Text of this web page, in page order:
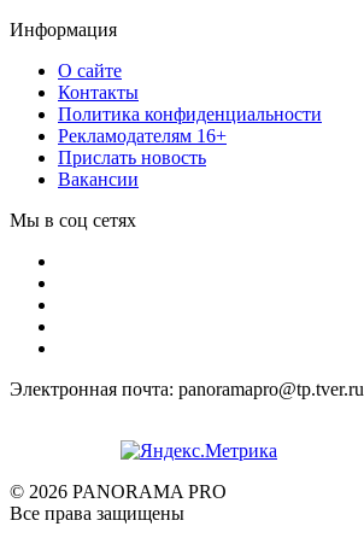
Информация
О сайте
Контакты
Политика конфиденциальности
Рекламодателям 16+
Прислать новость
Вакансии
Мы в соц сетях
Электронная почта: panoramapro@tp.tver.ru
© 2026 PANORAMA PRO
Все права защищены